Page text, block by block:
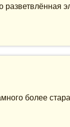
разветвлённая
более